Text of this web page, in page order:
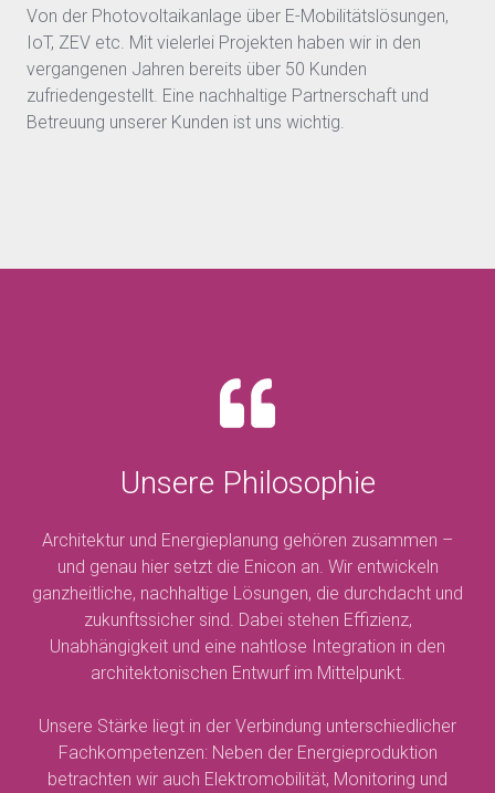
Von der Photovoltaikanlage über E-Mobilitätslösungen,
IoT, ZEV etc. Mit vielerlei Projekten haben wir in den
vergangenen Jahren bereits über 50 Kunden
zufriedengestellt. Eine nachhaltige Partnerschaft und
Betreuung unserer Kunden ist uns wichtig.
Unsere Philosophie
Architektur und Energieplanung gehören zusammen –
und genau hier setzt die Enicon an. Wir entwickeln
ganzheitliche, nachhaltige Lösungen, die durchdacht und
zukunftssicher sind. Dabei stehen Effizienz,
Unabhängigkeit und eine nahtlose Integration in den
architektonischen Entwurf im Mittelpunkt.
Unsere Stärke liegt in der Verbindung unterschiedlicher
Fachkompetenzen: Neben der Energieproduktion
betrachten wir auch Elektromobilität, Monitoring und